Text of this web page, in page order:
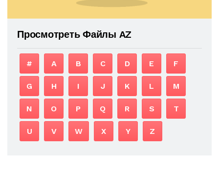
Просмотреть Файлы AZ
# A B C D E F
G H I J K L M
N O P Q R S T
U V W X Y Z